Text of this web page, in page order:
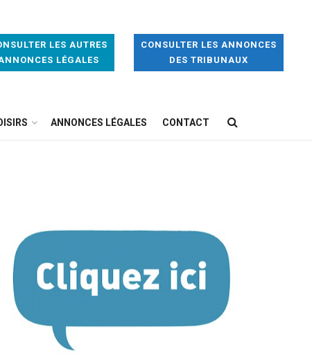
LES AUTRES
LÉGALES
CONSULTER LES ANNONCES
DES TRIBUNAUX
ANNONCES LÉGALES CONTACT